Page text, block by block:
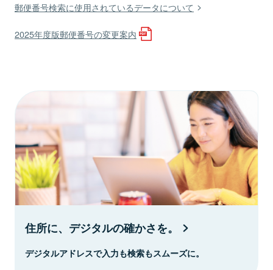
郵便番号検索に使用されているデータについて
2025年度版郵便番号の変更案内
住所に、デジタルの確かさを。
デジタルアドレスで入力も検索もスムーズに。